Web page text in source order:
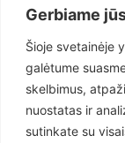
Gerbiame
Šioje svetainėje
galėtume
skelbimus,
nuostatas ir
sutinkate su